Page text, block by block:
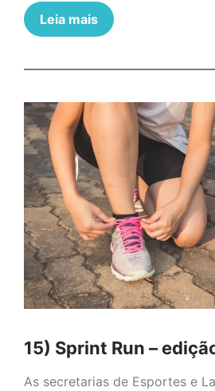
Leia mais
15) Sprint Run –
As secretarias de Esportes e